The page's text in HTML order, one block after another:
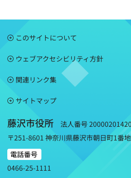
このサイトについて
ウェブアクセシビリティ方針
関連リンク集
サイトマップ
藤沢市役所
法人番号
〒251-8601 神奈川県藤沢市朝日町1番
電話番号
0466-25-1111